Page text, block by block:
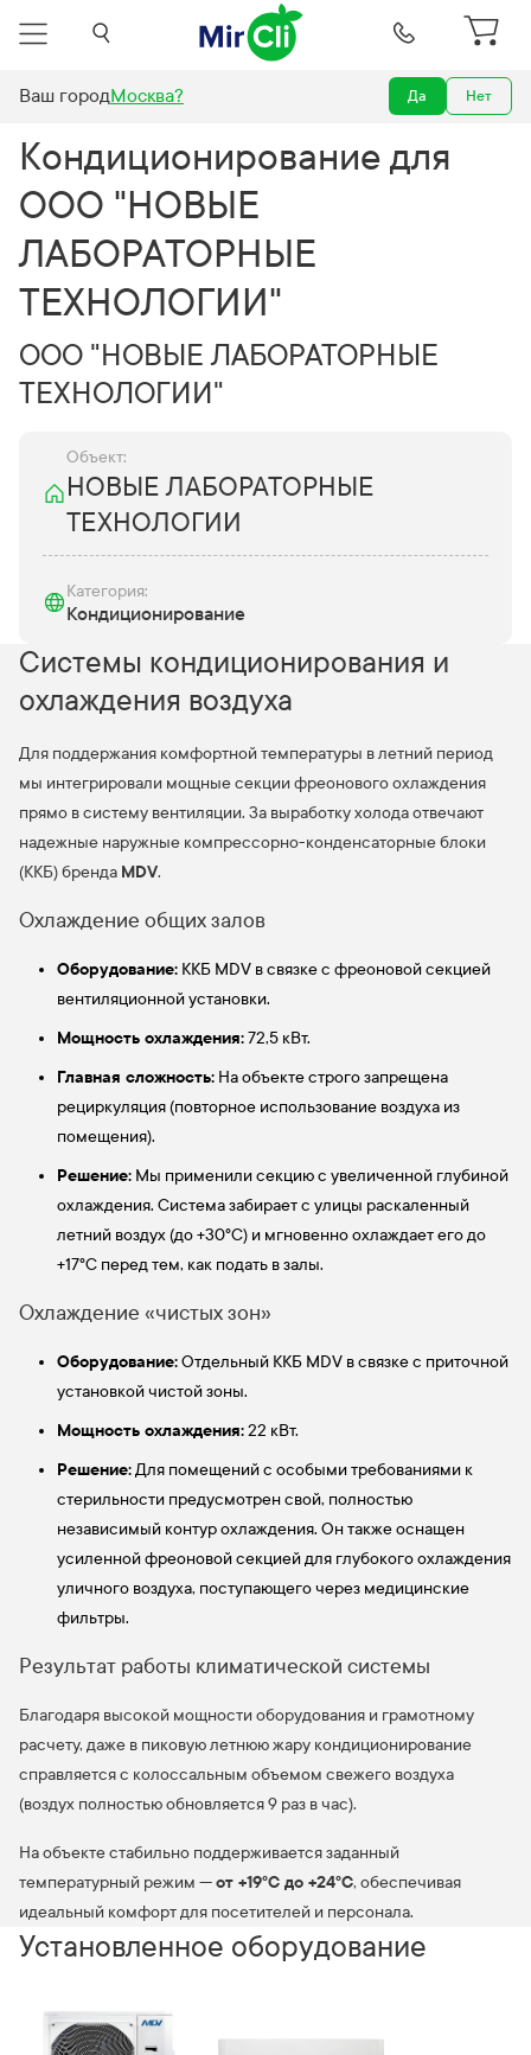
Ваш городМосква? Да Нет
для ООО "НОВЫЕ ЛАБОРАТОРНЫЕ ТЕХНОЛОГИИ"
Кондиционирование для
ООО "НОВЫЕ
ЛАБОРАТОРНЫЕ
ТЕХНОЛОГИИ"
ООО "НОВЫЕ ЛАБОРАТОРНЫЕ
ТЕХНОЛОГИИ"
Объект:
НОВЫЕ ЛАБОРАТОРНЫЕ
ТЕХНОЛОГИИ
Категория:
Кондиционирование
Системы кондиционирования и
охлаждения воздуха
Для поддержания комфортной температуры в летний период
мы интегрировали мощные секции фреонового охлаждения
прямо в систему вентиляции. За выработку холода отвечают
надежные наружные компрессорно-конденсаторные блоки
(ККБ) бренда MDV.
Охлаждение общих залов
Оборудование: ККБ MDV в связке с фреоновой секцией
вентиляционной установки.
Мощность охлаждения:72,5 кВт.
Главная сложность: На объекте строго запрещена
рециркуляция (повторное использование воздуха из
помещения).
Решение: Мы применили секцию с увеличенной глубиной
охлаждения. Система забирает с улицы раскаленный
летний воздух (до +30°C) и мгновенно охлаждает его до
+17°C перед тем, как подать в залы.
Охлаждение «чистых зон»
Оборудование:Отдельный ККБ MDV в связке с приточной
установкой чистой зоны.
Мощность охлаждения:22 кВт.
Решение:Для помещений с особыми требованиями к
стерильности предусмотрен свой, полностью
независимый контур охлаждения. Он также оснащен
усиленной фреоновой секцией для глубокого охлаждения
уличного воздуха, поступающего через медицинские
фильтры.
Результат работы климатической системы
Благодаря высокой мощности оборудования и грамотному
расчету, даже в пиковую летнюю жару кондиционирование
справляется с колоссальным объемом свежего воздуха
(воздух полностью обновляется 9 раз в час).
На объекте стабильно поддерживается заданный
температурный режим —от +19°C до +24°C, обеспечивая
идеальный комфорт для посетителей и персонала.
Установленное оборудование